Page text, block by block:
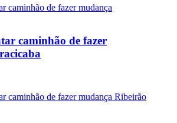
caminhão de fazer